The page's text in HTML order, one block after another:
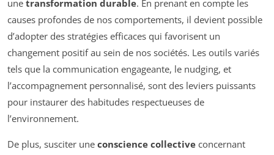
une transformation durable. En prenant en compte les
causes profondes de nos comportements, il devient possible
d’adopter des stratégies efficaces qui favorisent un
changement positif au sein de nos sociétés. Les outils variés
tels que la communication engageante, le nudging, et
l’accompagnement personnalisé, sont des leviers puissants
pour instaurer des habitudes respectueuses de
l’environnement.
De plus, susciter une conscience collective concernant